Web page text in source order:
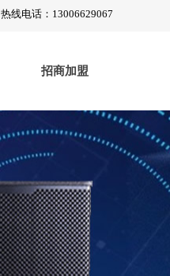
热线电话： 13006629067
招商加盟